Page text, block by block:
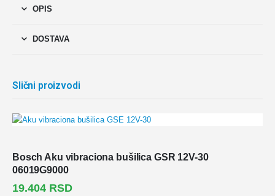
OPIS
DOSTAVA
Slični proizvodi
Bosch Aku vibraciona bušilica GSR 12V-30
06019G9000
19.404 RSD